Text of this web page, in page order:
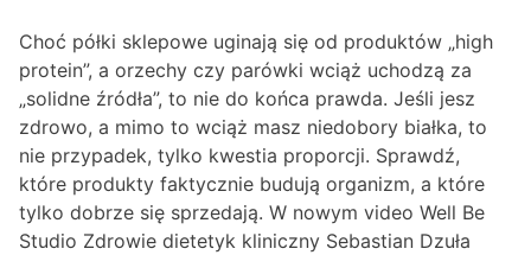
Choć półki sklepowe uginają się od produktów „high
protein”, a orzechy czy parówki wciąż uchodzą za
„solidne źródła”, to nie do końca prawda. Jeśli jesz
zdrowo, a mimo to wciąż masz niedobory białka, to
nie przypadek, tylko kwestia proporcji. Sprawdź,
które produkty faktycznie budują organizm, a które
tylko dobrze się sprzedają. W nowym video Well Be
Studio Zdrowie dietetyk kliniczny Sebastian Dzuła